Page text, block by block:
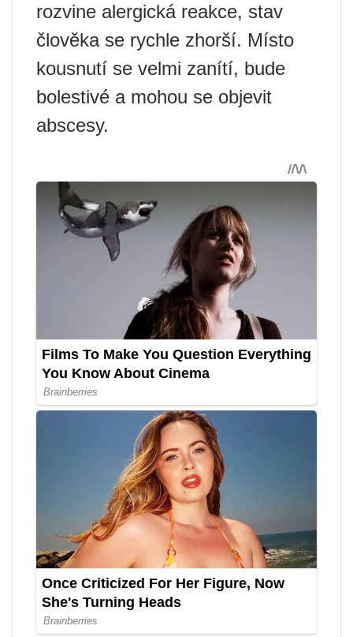
rozvine alergická reakce, stav
člověka se rychle zhorší. Místo
kousnutí se velmi zanítí, bude
bolestivé a mohou se objevit
abscesy.